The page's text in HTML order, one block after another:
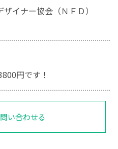
イナー協会（ＮＦＤ）
円です！
い合わせる